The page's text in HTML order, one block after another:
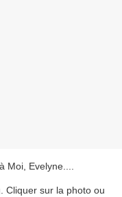
Moi, Evelyne...
Cliquer sur la photo ou